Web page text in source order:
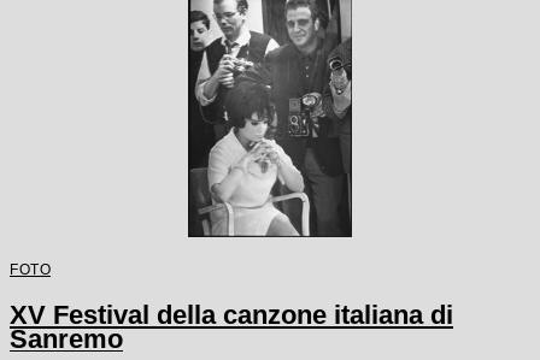
FOTO
XV Festival della canzone italiana di
Sanremo